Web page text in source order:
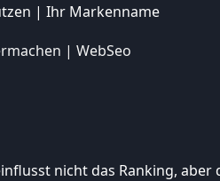
| Ihr Markenname
| WebSeo
nicht das Ranking,